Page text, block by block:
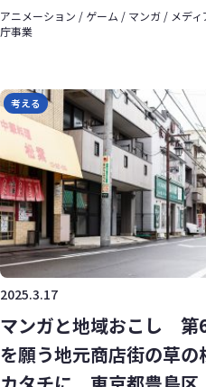
アニメーション / ゲーム / マンガ / メディ
庁事業
考える
2025.3.17
マンガと地域おこし
を願う地元商店街の草の